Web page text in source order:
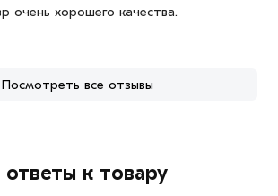
очень хорошего качества.
Посмотреть все отзывы
к товару